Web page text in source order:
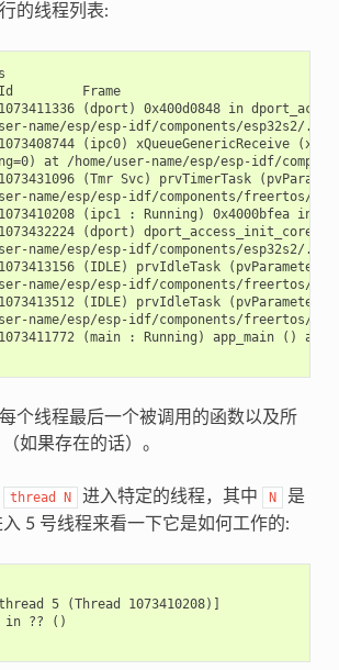
的线程列表:
Frame
(dport) 0x400d0848 in
name/esp/esp-idf/components/esp32s2/./
(ipc0) xQueueGenericReceive
at /home/user-name/esp/esp-idf/
(Tmr Svc) prvTimerTask
name/esp/esp-idf/components/freertos/./
(ipc1 : Running) 0x4000bfea in ??
(dport) dport_access_init_core
name/esp/esp-idf/components/esp32s2/./
(IDLE) prvIdleTask
name/esp/esp-idf/components/freertos/./
(IDLE) prvIdleTask
name/esp/esp-idf/components/freertos/./
(main : Running) app_main () at
个线程最后一个被调用的函数以及所
如果存在的话）。
thread N 进入特定的线程，其中 N
是
5 号线程来看一下它是如何工作的:
5 (Thread 1073410208)]
in ?? ()